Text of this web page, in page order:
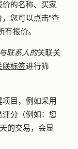
价的名称、买家
您可以点击“查
有报价。
联系人的关联关
联标签进行筛
目，例如采用
评分 （例如：您
的交易，会显